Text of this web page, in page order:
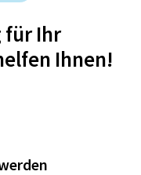
für Ihr
Ihnen!